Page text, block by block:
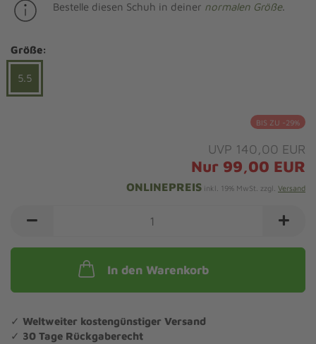
Bestelle diesen Schuh in deiner normalen Größe.
Größe:
5.5
BIS ZU -29%
UVP 140,00 EUR
Nur 99,00 EUR
ONLINEPREIS inkl. 19% MwSt. zzgl. Versand
In den Warenkorb
✓ Weltweiter kostengünstiger Versand
✓ 30 Tage Rückgaberecht